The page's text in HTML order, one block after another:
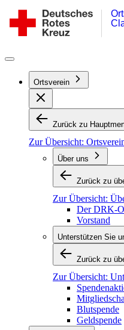
Inhalt
springen
Ortsverein
Clausthal-
Ortsverein
Zurück zu
Zur Übersicht:
Über uns
Zurück zu
Zur Übersicht:
Der DRK-
Vorstand
Unterstützen Sie
Zurück zu
Zur Übersicht:
Blutspende
Geldspende